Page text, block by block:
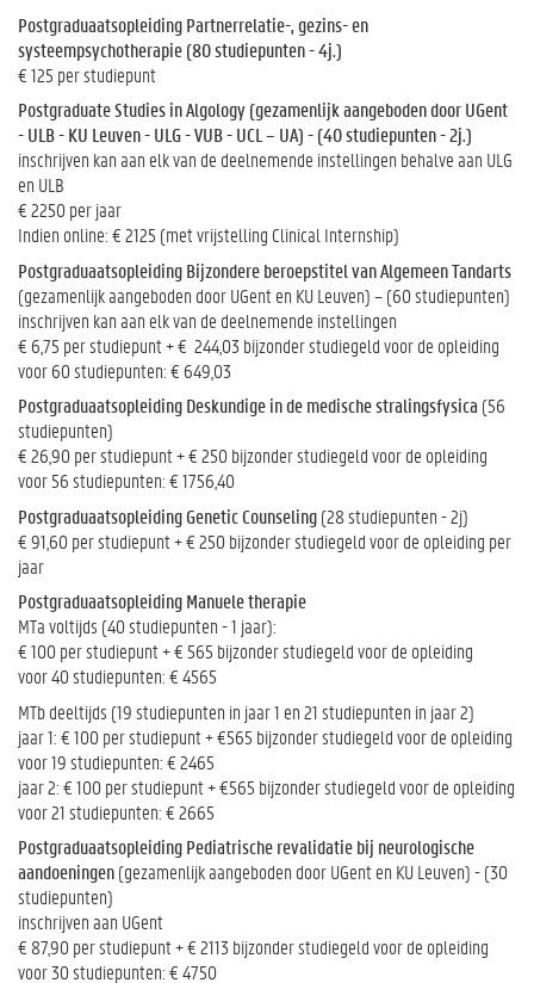
Postgraduaatsopleiding Partnerrelatie-, gezins- en
systeempsychotherapie (80 studiepunten - 4j.)
€ 125 per studiepunt
Postgraduate Studies in Algology (gezamenlijk aangeboden door UGent
- ULB - KU Leuven - ULG - VUB - UCL – UA) - (40 studiepunten - 2j.)
inschrijven kan aan elk van de deelnemende instellingen behalve aan ULG
en ULB
€ 2250 per jaar
Indien online: € 2125 (met vrijstelling Clinical Internship)
Postgraduaatsopleiding Bijzondere beroepstitel van Algemeen Tandarts
(gezamenlijk aangeboden door UGent en KU Leuven) – (60 studiepunten)
inschrijven kan aan elk van de deelnemende instellingen
€ 6,75 per studiepunt + € 244,03 bijzonder studiegeld voor de opleiding
voor 60 studiepunten: € 649,03
Postgraduaatsopleiding Deskundige in de medische stralingsfysica (56
studiepunten)
€ 26,90 per studiepunt + € 250 bijzonder studiegeld voor de opleiding
voor 56 studiepunten: € 1756,40
Postgraduaatsopleiding Genetic Counseling(28 studiepunten - 2j)
€ 91,60 per studiepunt + € 250 bijzonder studiegeld voor de opleiding per
jaar
Postgraduaatsopleiding Manuele therapie
MTa voltijds (40 studiepunten - 1 jaar):
€ 100 per studiepunt + € 565 bijzonder studiegeld voor de opleiding
voor 40 studiepunten: € 4565
MTb deeltijds (19 studiepunten in jaar 1 en 21 studiepunten in jaar 2)
jaar 1: € 100 per studiepunt + €565 bijzonder studiegeld voor de opleiding
voor 19 studiepunten: € 2465
jaar 2: € 100 per studiepunt + €565 bijzonder studiegeld voor de opleiding
voor 21 studiepunten: € 2665
Postgraduaatsopleiding Pediatrische revalidatie bij neurologische
aandoeningen(gezamenlijk aangeboden door UGent en KU Leuven) - (30
studiepunten)
inschrijven aan UGent
€ 87,90 per studiepunt + € 2113 bijzonder studiegeld voor de opleiding
voor 30 studiepunten: € 4750